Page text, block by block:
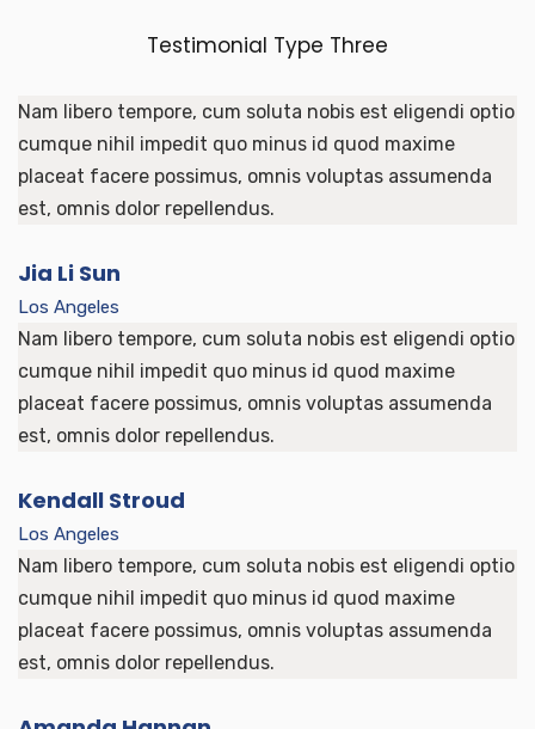
Testimonial Type Three
Nam libero tempore, cum soluta nobis est eligendi optio
cumque nihil impedit quo minus id quod maxime
placeat facere possimus, omnis voluptas assumenda
est, omnis dolor repellendus.
Jia Li Sun
Los Angeles
Nam libero tempore, cum soluta nobis est eligendi optio
cumque nihil impedit quo minus id quod maxime
placeat facere possimus, omnis voluptas assumenda
est, omnis dolor repellendus.
Kendall Stroud
Los Angeles
Nam libero tempore, cum soluta nobis est eligendi optio
cumque nihil impedit quo minus id quod maxime
placeat facere possimus, omnis voluptas assumenda
est, omnis dolor repellendus.